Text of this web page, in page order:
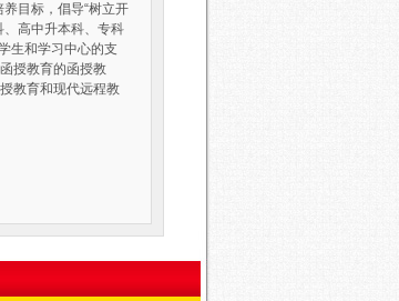
目标，倡导“树立开
高中升本科、专科
生和学习中心的支
授教育的函授教
教育和现代远程教